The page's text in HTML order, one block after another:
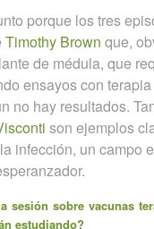
porque los tres
Timothy Brown que,
de médula, que
ensayos con
no hay resultados.
son ejemplos
infección, un campo
sobre vacunas
estudiando?